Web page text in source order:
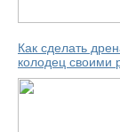
Как сделать
колодец своими